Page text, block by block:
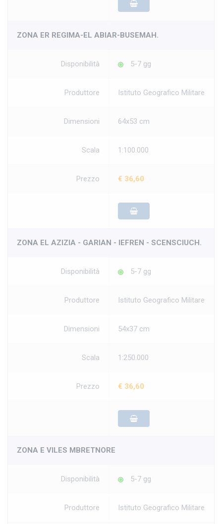
ZONA ER REGIMA-EL ABIAR-BUSEMAH.
Disponibilità 5-7 gg
Produttore Istituto Geografico Militare
Dimensioni 64x53 cm
Scala 1:100.000
Prezzo € 36,60
ZONA EL AZIZIA - GARIAN - IEFREN - SCENSCIUCH.
Disponibilità 5-7 gg
Produttore Istituto Geografico Militare
Dimensioni 54x37 cm
Scala 1:250.000
Prezzo € 36,60
ZONA E VILES MBRETNORE
Disponibilità 5-7 gg
Produttore Istituto Geografico Militare